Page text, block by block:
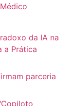
da IA na
a Prática
parceria